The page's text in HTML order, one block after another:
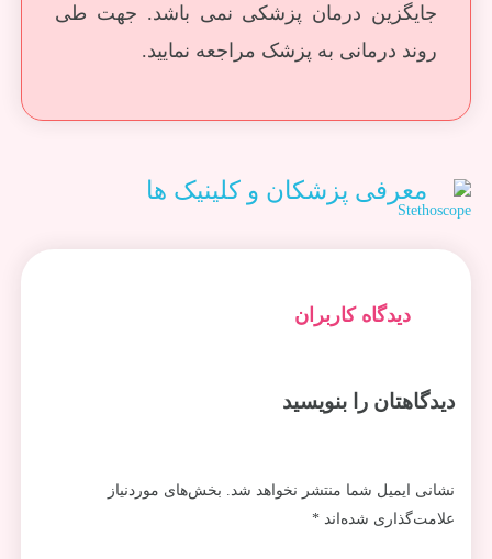
جایگزین درمان پزشکی نمی باشد. جهت طی
روند درمانی به پزشک مراجعه نمایید.
معرفی پزشکان و کلینیک ها
دیدگاه کاربران
دیدگاهتان را بنویسید
نشانی ایمیل شما منتشر نخواهد شد.
بخش‌های موردنیاز
علامت‌گذاری شده‌اند*